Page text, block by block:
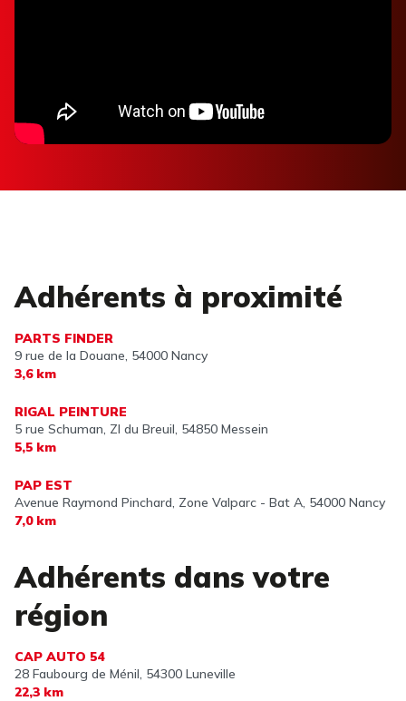
Adhérents à proximité
PARTS FINDER
9 rue de la Douane, 54000 Nancy
3,6 km
RIGAL PEINTURE
5 rue Schuman, ZI du Breuil, 54850 Messein
5,5 km
PAP EST
Avenue Raymond Pinchard, Zone Valparc - Bat A, 54000 Nancy
7,0 km
Adhérents dans votre
région
CAP AUTO 54
28 Faubourg de Ménil, 54300 Luneville
22,3 km